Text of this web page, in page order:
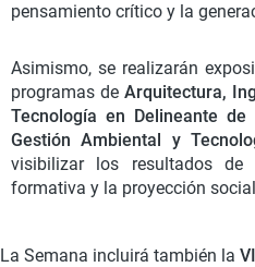
pensamiento crítico y la
Asimismo, se realizarán
programas de Arquitectura,
Tecnología en Delineante
Gestión Ambiental y
visibilizar los resultados
formativa y la proyección
La Semana incluirá también la